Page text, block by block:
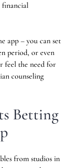
financial
app – you can set
period, or even
feel the need for
counseling
Betting
from studios in